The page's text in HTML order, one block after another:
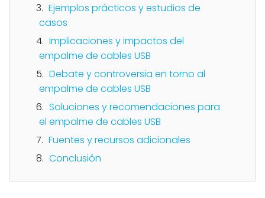
Ejemplos prácticos y estudios de
casos
Implicaciones y impactos del
empalme de cables USB
Debate y controversia en torno al
empalme de cables USB
Soluciones y recomendaciones para
el empalme de cables USB
Fuentes y recursos adicionales
Conclusión